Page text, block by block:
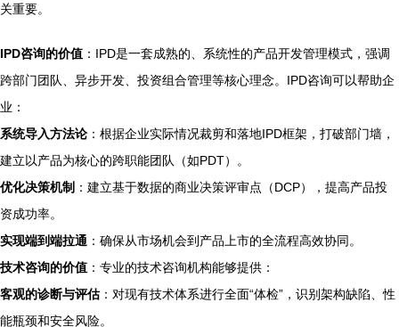
关重要。
IPD咨询的价值 ：IPD是一套成熟的、系统性的产品开发管理模式，强调
跨部门团队、异步开发、投资组合管理等核心理念。IPD咨询可以帮助企
业：
系统导入方法论 ：根据企业实际情况裁剪和落地IPD框架，打破部门墙，
建立以产品为核心的跨职能团队（如PDT）。
优化决策机制 ：建立基于数据的商业决策评审点（DCP），提高产品投
资成功率。
实现端到端拉通 ：确保从市场机会到产品上市的全流程高效协同。
技术咨询的价值 ：专业的技术咨询机构能够提供：
客观的诊断与评估：对现有技术体系进行全面“体检”，识别架构缺陷、性
能瓶颈和安全风险。